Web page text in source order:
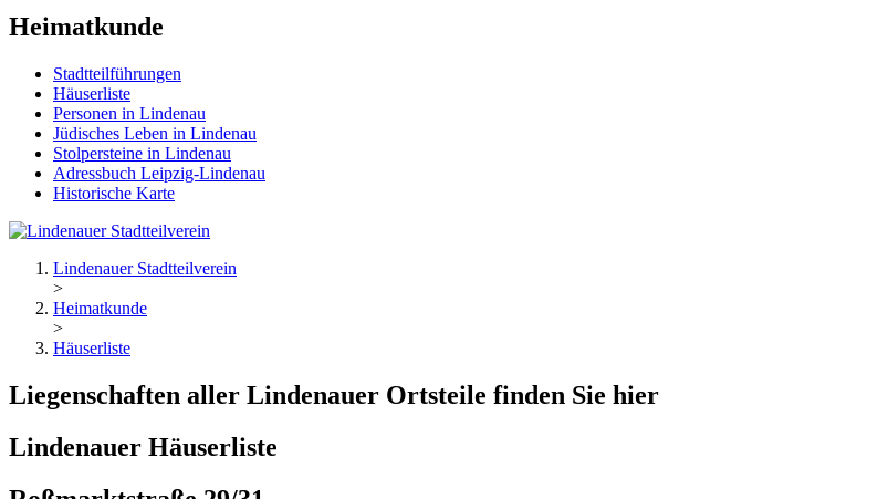
Heimatkunde
Stadtteilführungen
Häuserliste
Personen in Lindenau
Jüdisches Leben in Lindenau
Stolpersteine in Lindenau
Adressbuch Leipzig-Lindenau
Historische Karte
Lindenauer Stadtteilverein
>
Heimatkunde
>
Häuserliste
Liegenschaften aller Lindenauer Ortsteile finden Sie hier
Lindenauer Häuserliste